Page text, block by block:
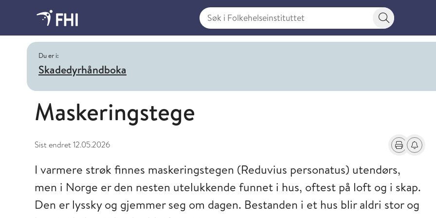
Søk i Folkehelseinstituttet
Søkeknapp
Du er i:
Skadedyrhåndboka
Maskeringstege
Sist endret12.05.2026 Skriv ut
Få
I varmere strøk finnes maskeringstegen (Reduvius personatus) utendørs,
men i Norge er den nesten utelukkende funnet i hus, oftest på loft og i skap.
Den er lyssky og gjemmer seg om dagen. Bestanden i et hus blir aldri stor og